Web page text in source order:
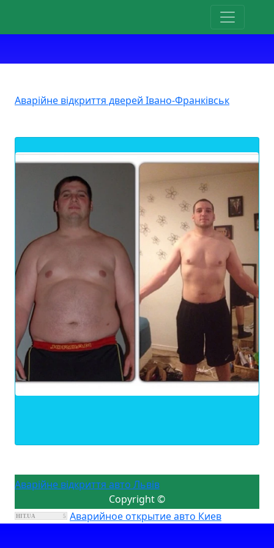
Аварійне відкриття дверей Івано-Франківськ
Аварійне відкриття авто Львів
Copyright ©
HIT.UA 5 Аварийное открытие авто Киев